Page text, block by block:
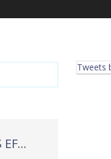
Grup de Teatre Nau Gran: POSSIBLES EFECTES ADVERSOS
Tweets